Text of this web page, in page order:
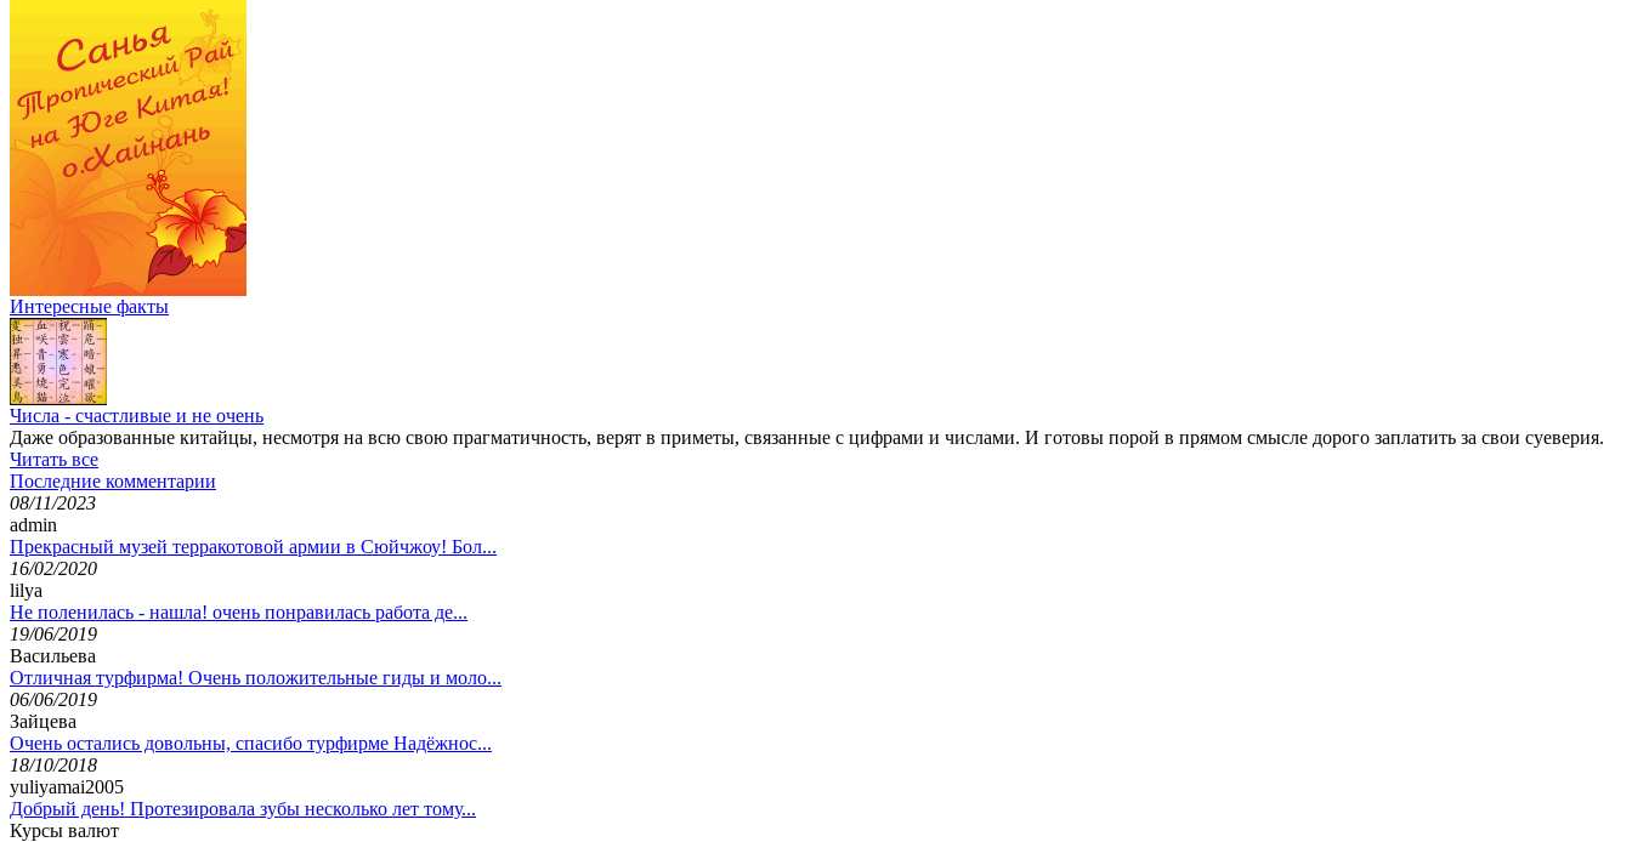
Интересные факты
Числа - счастливые и не очень
Даже образованные китайцы, несмотря на всю свою прагматичность, верят в приметы, связанные с цифрами и числами. И готовы порой в прямом смысле дорого заплатить за свои суеверия.
Читать все
Последние комментарии
08/11/2023
admin
Прекрасный музей терракотовой армии в Сюйчжоу! Бол...
16/02/2020
lilya
Не поленилась - нашла! очень понравилась работа де...
19/06/2019
Васильева
Отличная турфирма! Очень положительные гиды и моло...
06/06/2019
Зайцева
Очень остались довольны, спасибо турфирме Надёжнос...
18/10/2018
yuliyamai2005
Добрый день! Протезировала зубы несколько лет тому...
Курсы валют